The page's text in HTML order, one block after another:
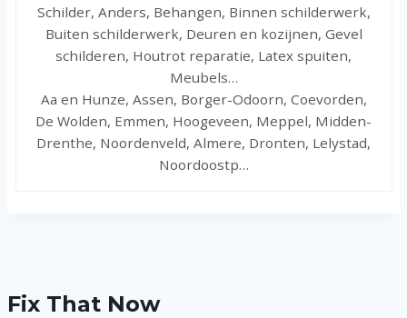
Schilder, Anders, Behangen, Binnen schilderwerk,
Buiten schilderwerk, Deuren en kozijnen, Gevel
schilderen, Houtrot reparatie, Latex spuiten,
Meubels…
Aa en Hunze, Assen, Borger-Odoorn, Coevorden,
De Wolden, Emmen, Hoogeveen, Meppel, Midden-
Drenthe, Noordenveld, Almere, Dronten, Lelystad,
Noordoostp…
Fix That Now